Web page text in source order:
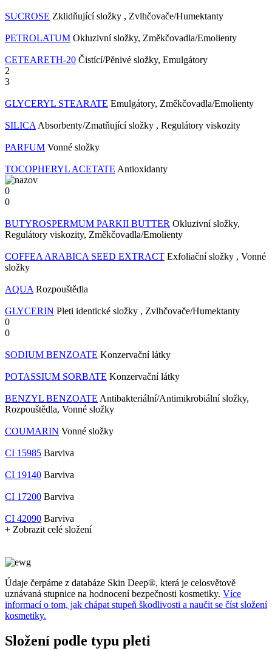
SUCROSE Zklidňující složky , Zvlhčovače/Humektanty
PETROLATUM Okluzivní složky, Změkčovadla/Emolienty
CETEARETH-20 Čistící/Pěnivé složky, Emulgátory
2
3
GLYCERYL STEARATE Emulgátory, Změkčovadla/Emolienty
SILICA Absorbenty/Zmatňující složky , Regulátory viskozity
PARFUM Vonné složky
TOCOPHERYL ACETATE Antioxidanty
0
0
BUTYROSPERMUM PARKII BUTTER Okluzivní složky,
Regulátory viskozity, Změkčovadla/Emolienty
COFFEA ARABICA SEED EXTRACT Exfoliační složky , Vonné
složky
AQUA Rozpouštědla
GLYCERIN Pleti identické složky , Zvlhčovače/Humektanty
0
0
SODIUM BENZOATE Konzervační látky
POTASSIUM SORBATE Konzervační látky
BENZYL BENZOATE Antibakteriální/Antimikrobiální složky,
Rozpouštědla, Vonné složky
COUMARIN Vonné složky
CI 15985 Barviva
CI 19140 Barviva
CI 17200 Barviva
CI 42090 Barviva
+ Zobrazit celé složení
Údaje čerpáme z databáze Skin Deep®, která je celosvětově
uznávaná stupnice na hodnocení bezpečnosti kosmetiky. Více
informací o tom, jak chápat stupeň škodlivosti a naučit se číst složení
kosmetiky.
Složení podle typu pleti